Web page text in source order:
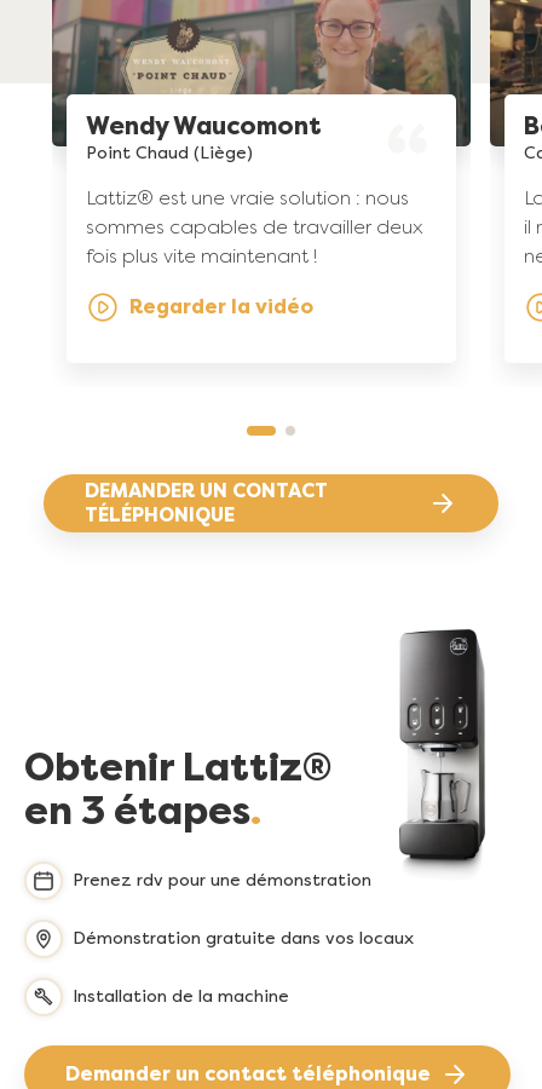
Wendy Waucomont
Point Chaud (Liège)
Lattiz® est une vraie solution : nous
sommes capables de travailler deux
fois plus vite maintenant !
Regarder la vidéo
il
DEMANDER UN CONTACT
TÉLÉPHONIQUE
Obtenir Lattiz®
en 3 étapes
Prenez rdv pour une démonstration
Démonstration gratuite dans vos locaux
Installation de la machine
Demander un contact téléphonique